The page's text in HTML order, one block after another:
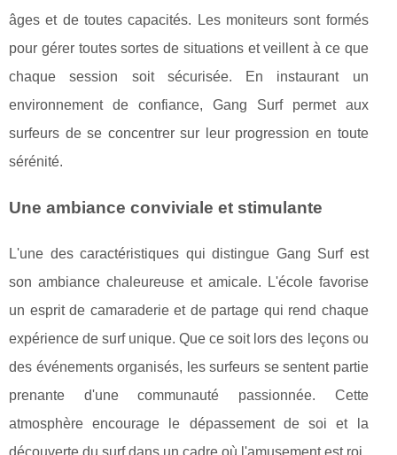
âges et de toutes capacités. Les moniteurs sont formés
pour gérer toutes sortes de situations et veillent à ce que
chaque session soit sécurisée. En instaurant un
environnement de confiance, Gang Surf permet aux
surfeurs de se concentrer sur leur progression en toute
sérénité.
Une ambiance conviviale et stimulante
L'une des caractéristiques qui distingue Gang Surf est
son ambiance chaleureuse et amicale. L'école favorise
un esprit de camaraderie et de partage qui rend chaque
expérience de surf unique. Que ce soit lors des leçons ou
des événements organisés, les surfeurs se sentent partie
prenante d'une communauté passionnée. Cette
atmosphère encourage le dépassement de soi et la
découverte du surf dans un cadre où l'amusement est roi.